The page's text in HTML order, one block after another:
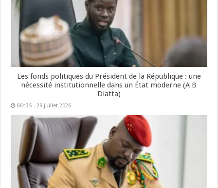
Les fonds politiques du Président de la République : une
nécessité institutionnelle dans un État moderne (A B
Diatta)
06h35 - 29 juillet 2026